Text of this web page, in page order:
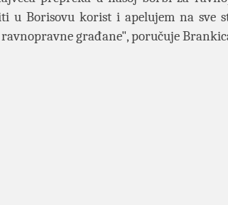
u Borisovu korist i apelujem na sve
građane", poručuje